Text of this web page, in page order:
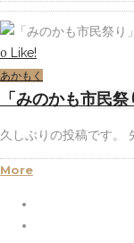
0 Like!
あかもく
「みのかも市民祭
久しぶりの投稿です。
More